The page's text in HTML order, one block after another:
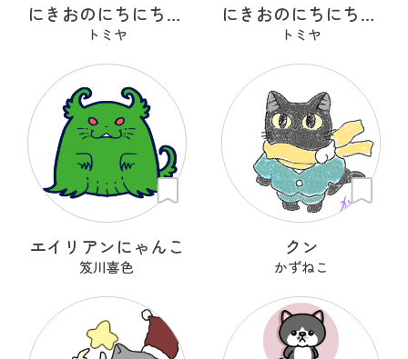
にきおのにちにち・にきお
トミヤ
にきおのにちにち・ずっく
トミヤ
エイリアンにゃんこ
笈川喜色
クン
かずねこ